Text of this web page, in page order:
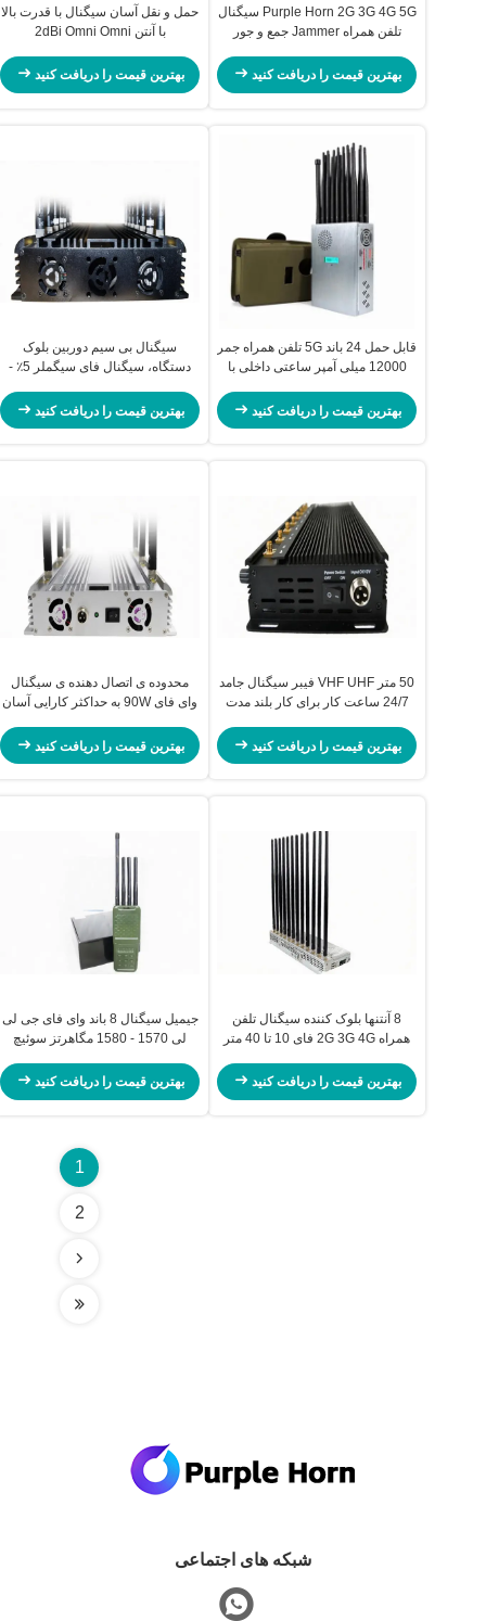
Purple Horn 2G 3G 4G 5G سیگنال
تلفن همراه Jammer جمع و جور
بهترین قیمت را دریافت کنید
حمل و نقل آسان سیگنال با قدرت بالا
با آنتن 2dBi Omni Omni
بهترین قیمت را دریافت کنید
قابل حمل 24 باند 5G تلفن همراه جمر
12000 میلی آمپر ساعتی داخلی با
بهترین قیمت را دریافت کنید
سیگنال بی سیم دوربین بلوک
دستگاه، سیگنال فای سیگملر 5٪ -
بهترین قیمت را دریافت کنید
50 متر VHF UHF فیبر سیگنال جامد
24/7 ساعت کار برای کار بلند مدت
بهترین قیمت را دریافت کنید
محدوده ی اتصال دهنده ی سیگنال
وای فای 90W به حداکثر کارایی آسان
بهترین قیمت را دریافت کنید
8 آنتنها بلوک کننده سیگنال تلفن
همراه 2G 3G 4G فای 10 تا 40 متر
بهترین قیمت را دریافت کنید
جیمیل سیگنال 8 باند وای فای جی لی
لی 1570 - 1580 مگاهرتز سوئیچ
بهترین قیمت را دریافت کنید
1
2
شبکه های اجتماعی